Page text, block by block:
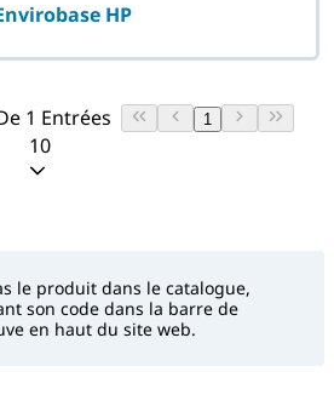
HP
1 Entrées 1
10
le produit dans le catalogue,
son code dans la barre de
en haut du site web.